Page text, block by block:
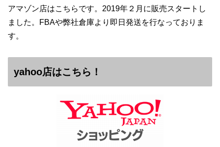
アマゾン店はこちらです。2019年２月に販売スタートし
ました。FBAや弊社倉庫より即日発送を行なっておりま
す。
yahoo店はこちら！